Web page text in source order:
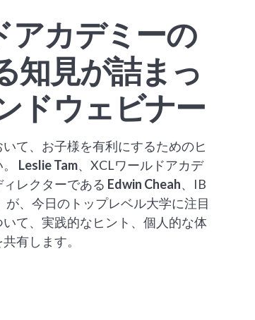
アカデミーの
知見が詰まっ
ドウェビナー
て、お子様を有利にするためのヒ
Leslie Tam、XCLワールドアカデ
レクターである Edwin Cheah、IB
、今日のトップレベル大学に注目
て、実践的なヒント、個人的な体
有します。